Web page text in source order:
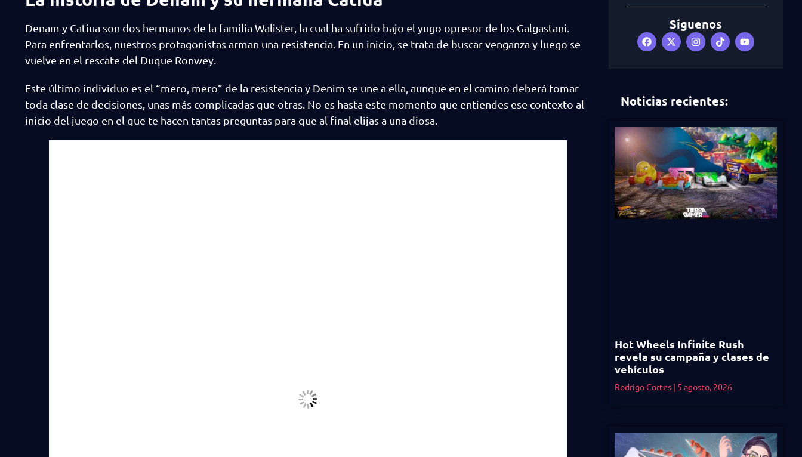
Denam y Catiua son dos hermanos de la familia Walister, la cual ha sufrido bajo el yugo opresor de los Galgastani.
Para enfrentarlos, nuestros protagonistas arman una resistencia. En un inicio, se trata de buscar venganza y luego se
vuelve en el rescate del Duque Ronwey.
Este último individuo es el “mero, mero” de la resistencia y Denim se une a ella, aunque en el camino deberá tomar
toda clase de decisiones, unas más complicadas que otras. No es hasta este momento que entiendes ese contexto al
inicio del juego en el que te hacen tantas preguntas para que al final elijas a una diosa.
Síguenos
Noticias recientes:
Hot Wheels Infinite Rush
revela su campaña y clases de
vehículos
Rodrigo Cortes 5 agosto, 2026